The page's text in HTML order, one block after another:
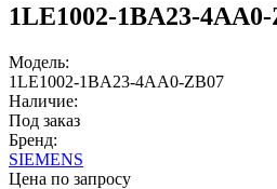
1LE1002-1BA23-
Модель:
1LE1002-1BA23-4AA0-ZB07
Наличие:
Под заказ
Бренд:
SIEMENS
Цена по запросу